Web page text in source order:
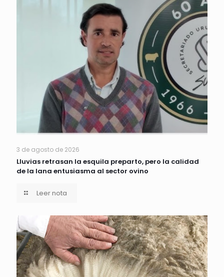
3 de agosto de 2026
Lluvias retrasan la esquila preparto, pero la calidad
de la lana entusiasma al sector ovino
Leer nota